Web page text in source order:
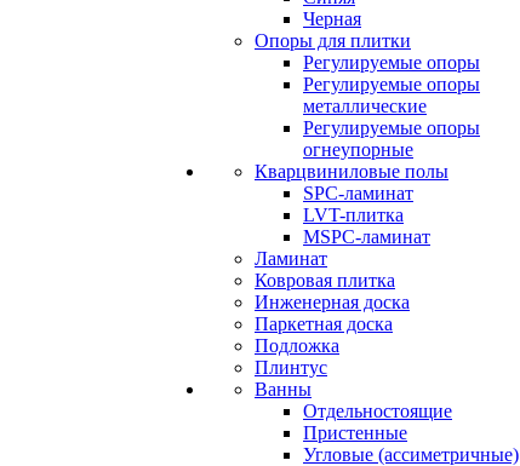
Черная
Опоры для плитки
Регулируемые опоры
Регулируемые опоры
металлические
Регулируемые опоры
огнеупорные
Кварцвиниловые полы
SPC-ламинат
LVT-плитка
MSPC-ламинат
Ламинат
Ковровая плитка
Инженерная доска
Паркетная доска
Подложка
Плинтус
Ванны
Отдельностоящие
Пристенные
Угловые (ассиметричные)